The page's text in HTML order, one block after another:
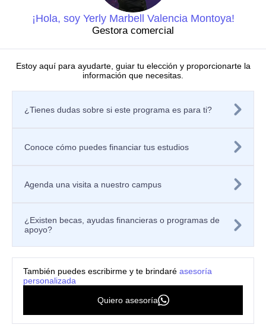
$4.121.712Valor de la
Matrícula
Quiero asesoría
personalizada
¡Hola, soy Yerly Marbell Valencia Montoya!
Gestora comercial
Estoy aquí para ayudarte, guiar tu elección y proporcionarte la
información que necesitas.
¿Tienes dudas sobre si este programa es para ti?
Conoce cómo puedes financiar tus estudios
Agenda una visita a nuestro campus
¿Existen becas, ayudas financieras o programas de
apoyo?
También puedes escribirme y te brindaré asesoría
personalizada
Quiero asesoría
Celular: +57 300 910 8606
ventanillaunica@icesi.edu.co
Dirección de Investigaciones
Grupos de investigación
Semilleros de investigación
Proyectos de investigación
Directorio de investigadores
Nuestras publicaciones
Tratamiento de datos personales
Mecanismos o canales de atención
Registra tu PQRSF